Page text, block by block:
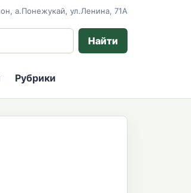
а.Понежукай, ул.Ленина, 71А
Найти
Рубрики